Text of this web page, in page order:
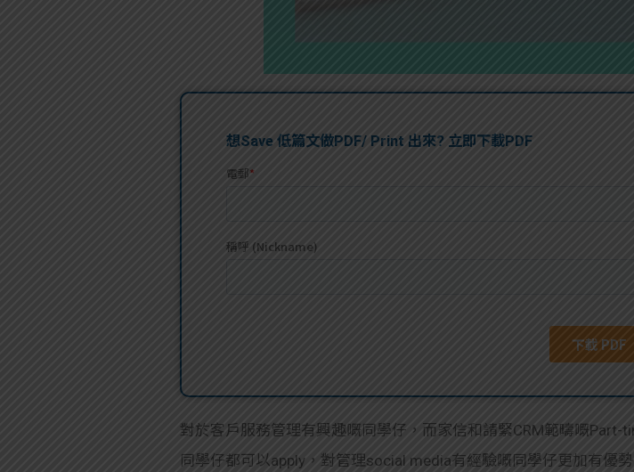
對於客戶服務管理有興趣嘅同學仔，而家信和請緊CRM範疇嘅
同學仔都可以apply，對管理social media有經驗嘅同學仔更加有優